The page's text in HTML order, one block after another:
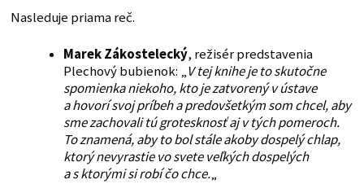
Nasleduje priama reč.
Marek Zákostelecký, režisér predstavenia
Plechový bubienok: „V tej knihe je to skutočne
spomienka niekoho, kto je zatvorený v ústave
a hovorí svoj príbeh a predovšetkým som chcel, aby
sme zachovali tú grotesknosť aj v tých pomeroch.
To znamená, aby to bol stále akoby dospelý chlap,
ktorý nevyrastie vo svete veľkých dospelých
a s ktorými si robí čo chce.„